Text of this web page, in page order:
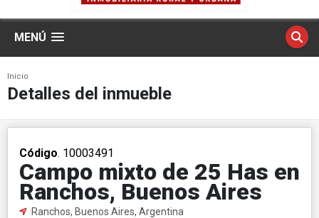
MENÚ
Inicio
Detalles del inmueble
Código. 10003491
Campo mixto de 25 Has en
Ranchos, Buenos Aires
Ranchos, Buenos Aires, Argentina